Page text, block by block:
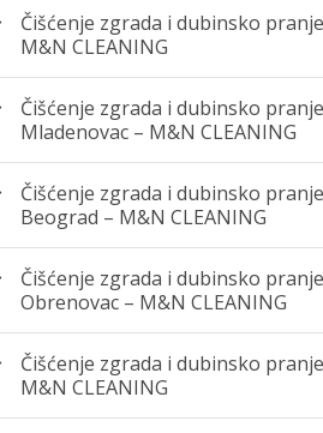
Čišćenje zgrada i dubinsko
M&N CLEANING
Čišćenje zgrada i dubinsko pranje
Mladenovac – M&N CLEANING
Čišćenje zgrada i dubinsko
Beograd – M&N CLEANING
Čišćenje zgrada i dubinsko pranje
Obrenovac – M&N CLEANING
Čišćenje zgrada i dubinsko
M&N CLEANING